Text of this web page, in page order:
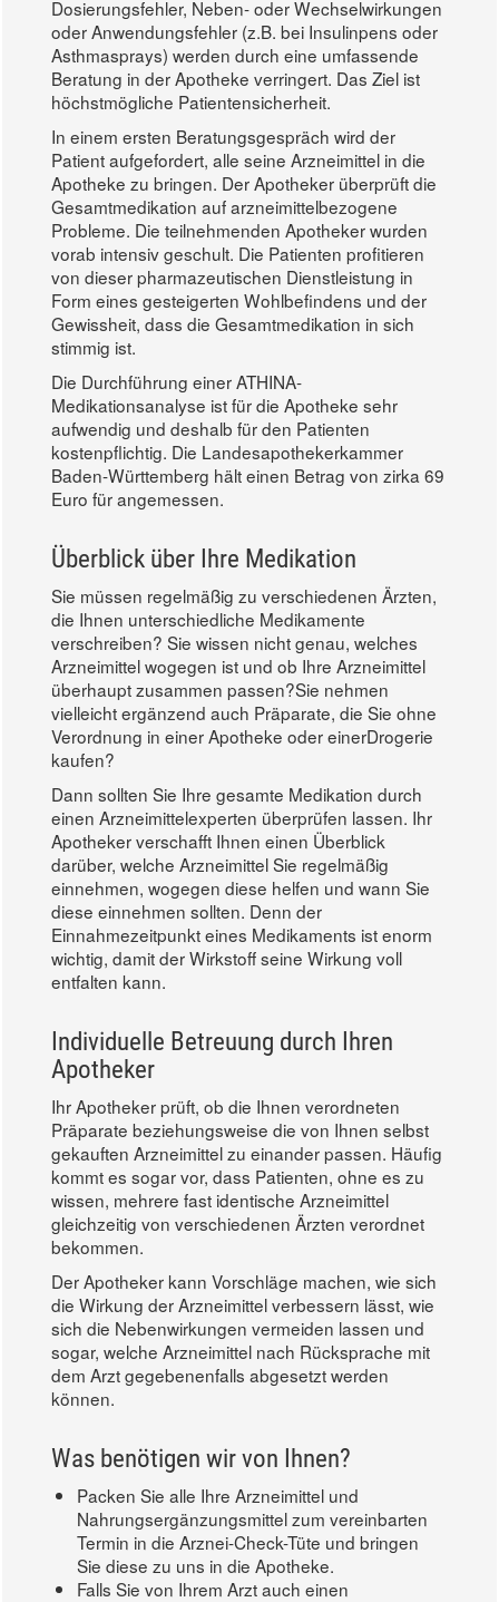
Dosierungsfehler, Neben- oder Wechselwirkungen
oder Anwendungsfehler (z.B. bei Insulinpens oder
Asthmasprays) werden durch eine umfassende
Beratung in der Apotheke verringert. Das Ziel ist
höchstmögliche Patientensicherheit.
In einem ersten Beratungsgespräch wird der
Patient aufgefordert, alle seine Arzneimittel in die
Apotheke zu bringen. Der Apotheker überprüft die
Gesamtmedikation auf arzneimittelbezogene
Probleme. Die teilnehmenden Apotheker wurden
vorab intensiv geschult. Die Patienten profitieren
von dieser pharmazeutischen Dienstleistung in
Form eines gesteigerten Wohlbefindens und der
Gewissheit, dass die Gesamtmedikation in sich
stimmig ist.
Die Durchführung einer ATHINA-
Medikationsanalyse ist für die Apotheke sehr
aufwendig und deshalb für den Patienten
kostenpflichtig. Die Landesapothekerkammer
Baden-Württemberg hält einen Betrag von zirka 69
Euro für angemessen.
Überblick über Ihre Medikation
Sie müssen regelmäßig zu verschiedenen Ärzten,
die Ihnen unterschiedliche Medikamente
verschreiben? Sie wissen nicht genau, welches
Arzneimittel wogegen ist und ob Ihre Arzneimittel
überhaupt zusammen passen?Sie nehmen
vielleicht ergänzend auch Präparate, die Sie ohne
Verordnung in einer Apotheke oder einerDrogerie
kaufen?
Dann sollten Sie Ihre gesamte Medikation durch
einen Arzneimittelexperten überprüfen lassen. Ihr
Apotheker verschafft Ihnen einen Überblick
darüber, welche Arzneimittel Sie regelmäßig
einnehmen, wogegen diese helfen und wann Sie
diese einnehmen sollten. Denn der
Einnahmezeitpunkt eines Medikaments ist enorm
wichtig, damit der Wirkstoff seine Wirkung voll
entfalten kann.
Individuelle Betreuung durch Ihren
Apotheker
Ihr Apotheker prüft, ob die Ihnen verordneten
Präparate beziehungsweise die von Ihnen selbst
gekauften Arzneimittel zu einander passen. Häufig
kommt es sogar vor, dass Patienten, ohne es zu
wissen, mehrere fast identische Arzneimittel
gleichzeitig von verschiedenen Ärzten verordnet
bekommen.
Der Apotheker kann Vorschläge machen, wie sich
die Wirkung der Arzneimittel verbessern lässt, wie
sich die Nebenwirkungen vermeiden lassen und
sogar, welche Arzneimittel nach Rücksprache mit
dem Arzt gegebenenfalls abgesetzt werden
können.
Was benötigen wir von Ihnen?
Packen Sie alle Ihre Arzneimittel und
Nahrungsergänzungsmittel zum vereinbarten
Termin in die Arznei-Check-Tüte und bringen
Sie diese zu uns in die Apotheke.
Falls Sie von Ihrem Arzt auch einen